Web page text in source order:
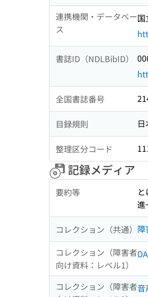
連携機関・データベー
ス
国
書誌ID（NDLBibID）
全国書誌番号
目録規則
整理区分コード
記録メディア
要約等
進
コレクション（共通）
コレクション（障害者
向け資料：レベル1）
コレクション（障害者音